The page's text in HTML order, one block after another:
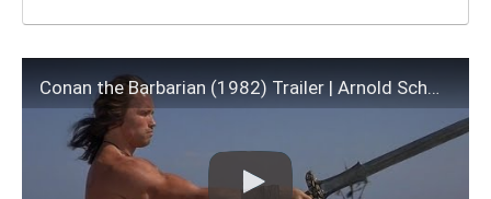
Conan the Barbarian (1982) Trailer | Arnold Schwarzenegger | James Earl Jones